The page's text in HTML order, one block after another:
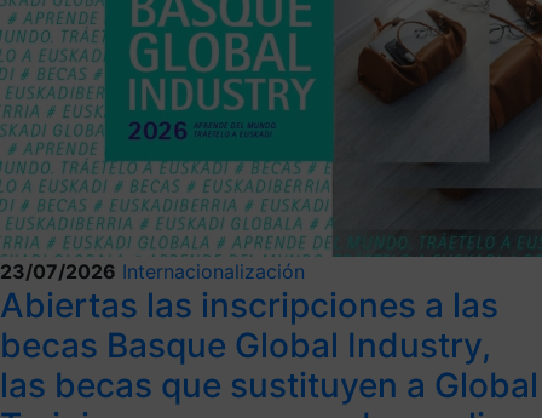
23/07/2026 Internacionalización
Abiertas las inscripciones a las
becas Basque Global Industry,
las becas que sustituyen a Global